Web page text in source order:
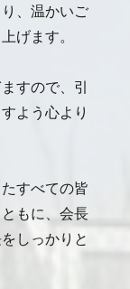
、温かいご
げます。
すので、引
よう心より
すべての皆
もに、会長
しっかりと